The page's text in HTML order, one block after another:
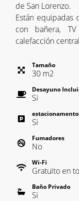
de San Lorenzo.
Están equipadas
con bañera,
calefacción
Tamaño
30 m2
Desayuno
Si
estacionamento
Si
Fumadores
No
Wi-Fi
Gratuito en
Baño Privado
Si